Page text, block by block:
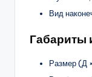
Вид
Габариты
Размер (Д